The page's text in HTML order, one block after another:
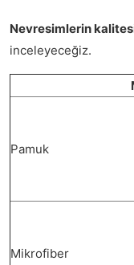
Nevresimlerin
inceleyeceğiz.
Pamuk
Mikrofiber